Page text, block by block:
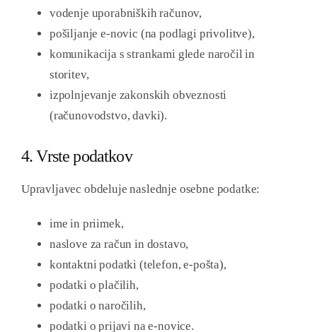
vodenje uporabniških računov,
pošiljanje e-novic (na podlagi privolitve),
komunikacija s strankami glede naročil in
storitev,
izpolnjevanje zakonskih obveznosti
(računovodstvo, davki).
4. Vrste podatkov
Upravljavec obdeluje naslednje osebne podatke:
ime in priimek,
naslove za račun in dostavo,
kontaktni podatki (telefon, e-pošta),
podatki o plačilih,
podatki o naročilih,
podatki o prijavi na e-novice.